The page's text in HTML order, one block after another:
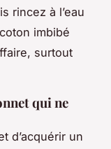
rincez à l’eau
imbibé
surtout
qui ne
d’acquérir un